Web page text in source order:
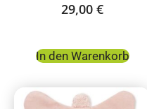
29,00 €
In den Warenkorb